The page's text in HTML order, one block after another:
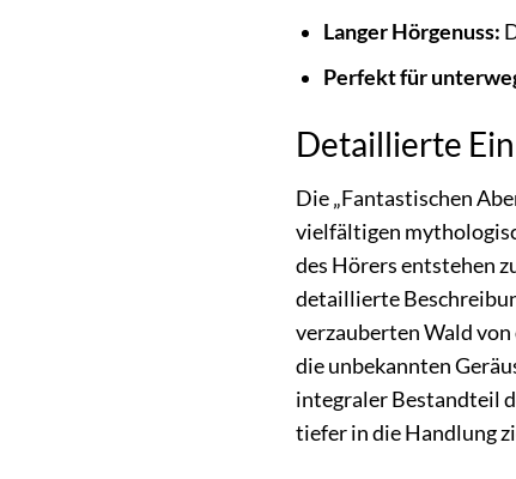
Langer Hörgenuss:
Perfekt für
Detaillierte
Die „Fantastischen
vielfältigen
des Hörers entstehen
detaillierte
verzauberten Wald
die unbekannten
integraler Bestandteil
tiefer in die Handlung